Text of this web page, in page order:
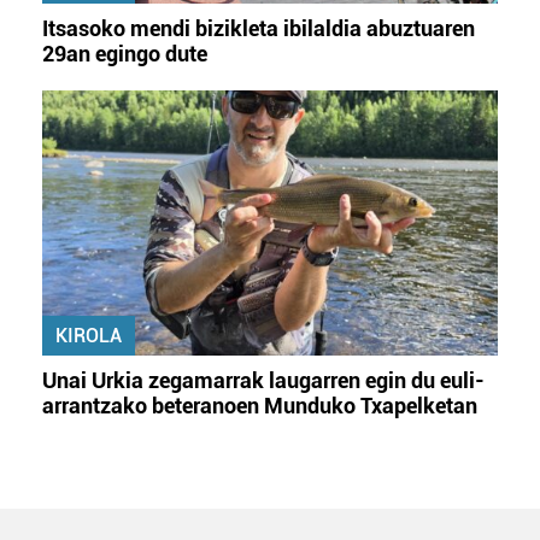
Itsasoko mendi bizikleta ibilaldia abuztuaren
29an egingo dute
KIROLA
Unai Urkia zegamarrak laugarren egin du euli-
arrantzako beteranoen Munduko Txapelketan